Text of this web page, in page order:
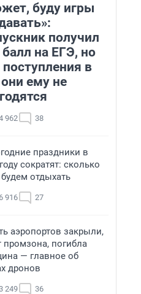
буду игры
получил
на ЕГЭ, но
в
ему не
962 38
праздники в
сократят: сколько
отдыхать
916 27
аэропортов закрыли,
промзона, погибла
— главное об
дронов
249 36